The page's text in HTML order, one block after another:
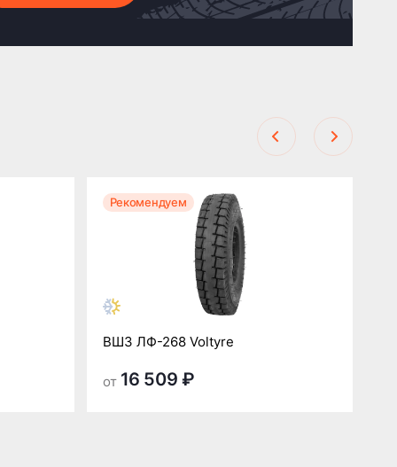
Рекомендуем
ВШЗ ЛФ-268 Voltyre
от 16 509 ₽